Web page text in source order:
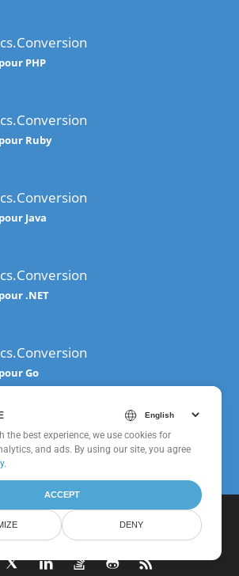
PHP
Ruby
Java
.NET
Go
Android
the best experience, we use cookies for
and ads. By using our site, you agree
.
ACCEPT
DENY